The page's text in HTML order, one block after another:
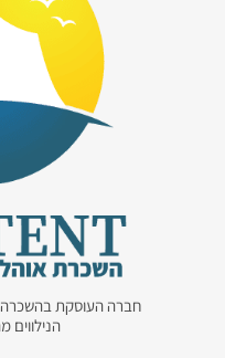
חברה העוסקת בהשכרה
הנילווים